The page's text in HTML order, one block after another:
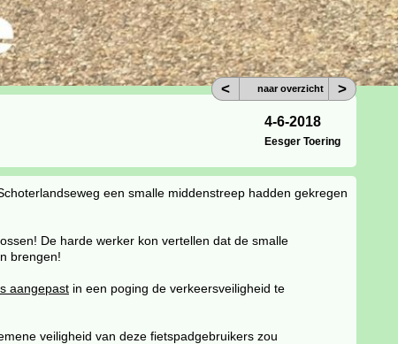
4-6-2018
Eesger Toering
een smalle middenstreep hadden gekregen
De harde werker kon vertellen dat de smalle
brengen!
aangepast in een poging de verkeersveiligheid te
veiligheid van deze fietspadgebruikers zou
< naar overzicht >